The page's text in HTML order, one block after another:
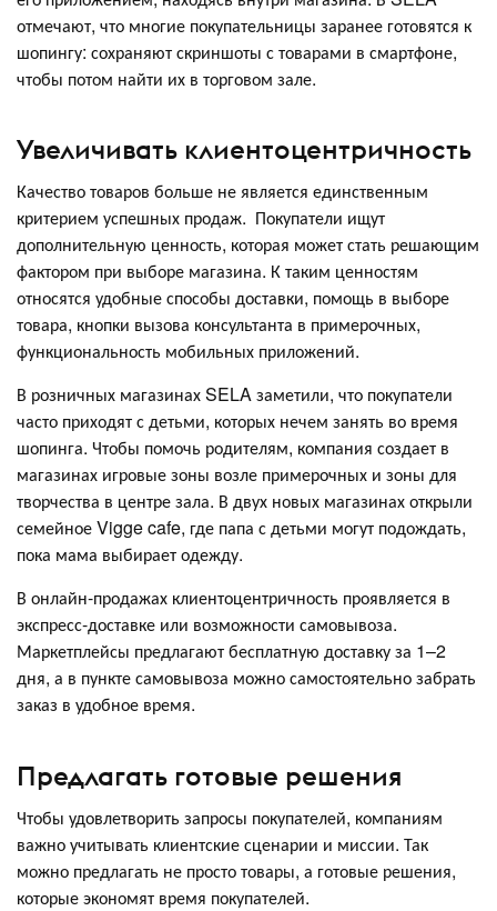
отмечают, что многие покупательницы заранее готовятся к
шопингу: сохраняют скриншоты с товарами в смартфоне,
чтобы потом найти их в торговом зале.
Увеличивать клиентоцентричность
Качество товаров больше не является единственным
критерием успешных продаж. Покупатели ищут
дополнительную ценность, которая может стать решающим
фактором при выборе магазина. К таким ценностям
относятся удобные способы доставки, помощь в выборе
товара, кнопки вызова консультанта в примерочных,
функциональность мобильных приложений.
В розничных магазинах SELA заметили, что покупатели
часто приходят с детьми, которых нечем занять во время
шопинга. Чтобы помочь родителям, компания создает в
магазинах игровые зоны возле примерочных и зоны для
творчества в центре зала. В двух новых магазинах открыли
семейное Vigge cafe, где папа с детьми могут подождать,
пока мама выбирает одежду.
В онлайн-продажах клиентоцентричность проявляется в
экспресс-доставке или возможности самовывоза.
Маркетплейсы предлагают бесплатную доставку за 1–2
дня, а в пункте самовывоза можно самостоятельно забрать
заказ в удобное время.
Предлагать готовые решения
Чтобы удовлетворить запросы покупателей, компаниям
важно учитывать клиентские сценарии и миссии. Так
можно предлагать не просто товары, а готовые решения,
которые экономят время покупателей.